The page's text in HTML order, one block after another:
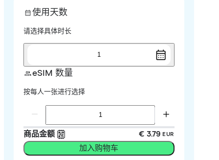
使用天数
请选择具体时长
1
eSIM 数量
按每人一张进行选择
商品金额 € 3.79 EUR
加入购物车